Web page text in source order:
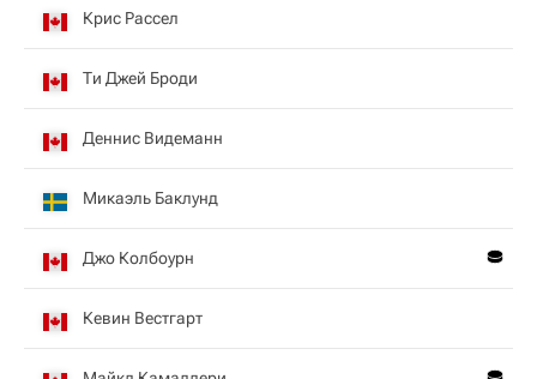
Крис Рассел
Ти Джей Броди
Деннис Видеманн
Микаэль Баклунд
Джо Колбоурн
Кевин Вестгарт